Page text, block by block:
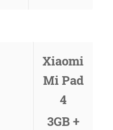
Xiaomi
Mi Pad
4
3GB +